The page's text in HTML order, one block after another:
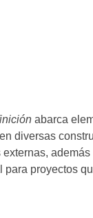
abarca
diversas
proyectos